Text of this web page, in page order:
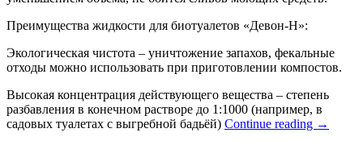
Преимущества жидкости для биотуалетов «Девон-Н»:
Экологическая чистота – уничтожение запахов, фекальные
отходы можно использовать при приготовлении компостов.
Высокая концентрация действующего вещества – степень
разбавления в конечном растворе до 1:1000 (например, в
садовых туалетах с выгребной бадьёй) Continue reading →